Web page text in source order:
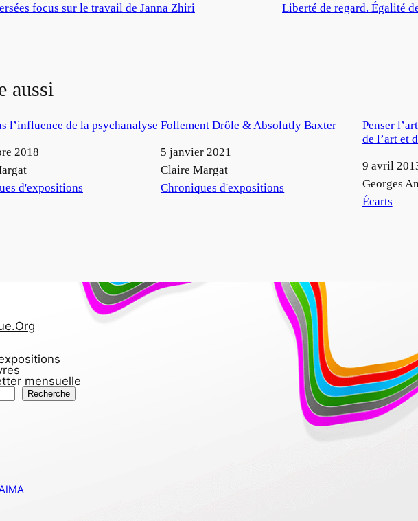
focus sur le travail de Janna Zhiri Liberté de regard. Égalité
aussi
l’influence de la psychanalyse
2018
àd'expositions
Follement Drôle & Absolutly Baxter
Date
5 janvier 2021
Auteur
Claire Margat
Par rapport à
Chroniques d'expositions
Penser
de l’art et
Date
9 avril
Auteur
Georges
Par rapport à
Écarts
mensuelle
Recherche